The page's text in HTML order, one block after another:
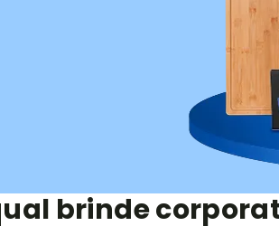
brinde